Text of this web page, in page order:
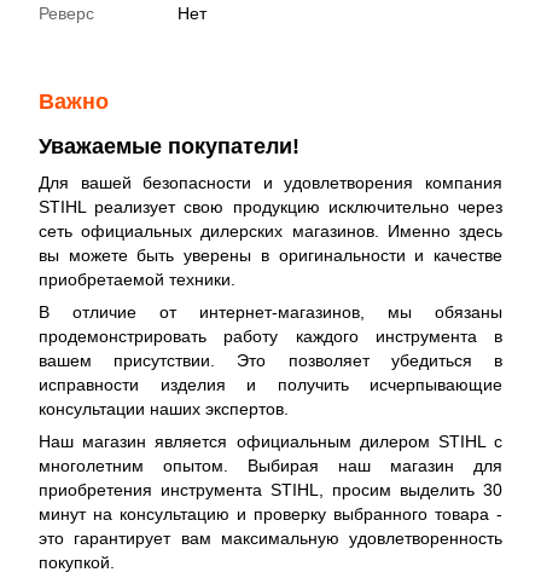
Реверс Нет
Важно
Уважаемые покупатели!
Для вашей безопасности и удовлетворения компания
STIHL реализует свою продукцию исключительно через
сеть официальных дилерских магазинов. Именно здесь
вы можете быть уверены в оригинальности и качестве
приобретаемой техники.
В отличие от интернет-магазинов, мы обязаны
продемонстрировать работу каждого инструмента в
вашем присутствии. Это позволяет убедиться в
исправности изделия и получить исчерпывающие
консультации наших экспертов.
Наш магазин является официальным дилером STIHL с
многолетним опытом. Выбирая наш магазин для
приобретения инструмента STIHL, просим выделить 30
минут на консультацию и проверку выбранного товара -
это гарантирует вам максимальную удовлетворенность
покупкой.